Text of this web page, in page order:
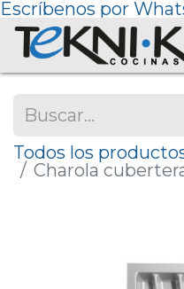
Escríbenos por
Todos los
Charola